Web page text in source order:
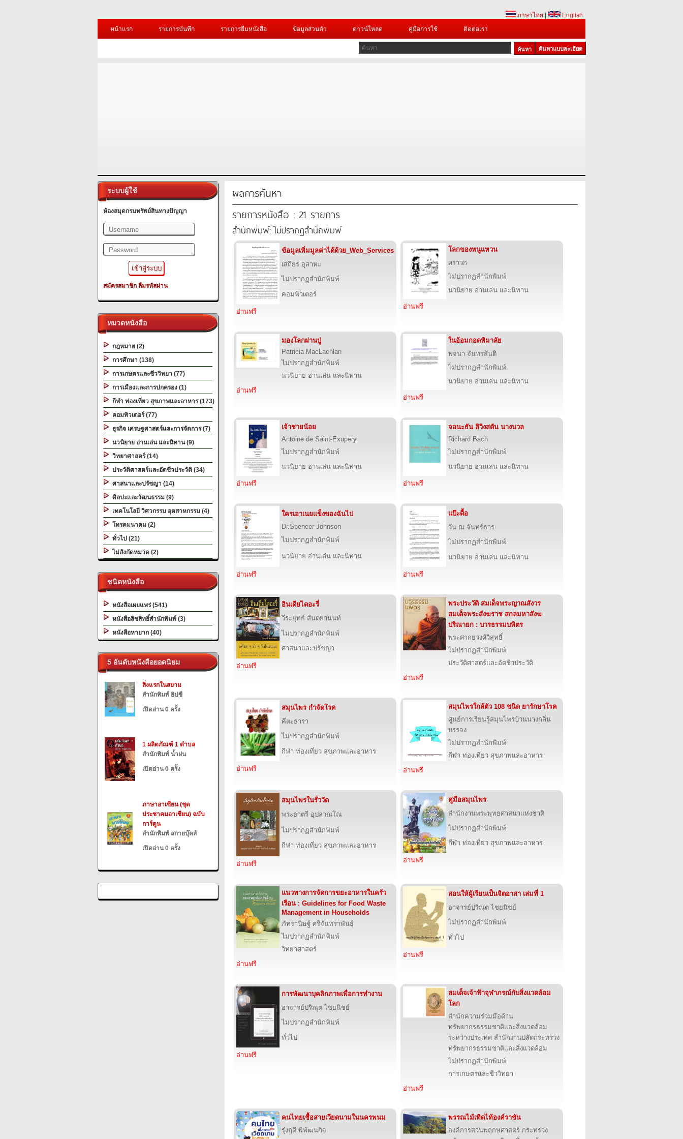
ภาษาไทย
English
หน้าแรก
รายการบันทึก รายการยืมหนังสือ ข้อมูลส่วนตัว ดาวน์โหลด คู่มือการใช้ ติดต่อเรา
ค้นหาแบบละเอียด
ระบบผู้ใช้
ห้องสมุดกรมทรัพย์สินทางปัญญา
สมัครสมาชิก ลืมรหัสผ่าน
หมวดหนังสือ
กฎหมาย (2)
การศึกษา (138)
การเกษตรและชีววิทยา (77)
การเมืองและการปกครอง (1)
กีฬา ท่องเที่ยว สุขภาพและอาหาร (173)
คอมพิวเตอร์ (77)
ธุรกิจ เศรษฐศาสตร์และการจัดการ (7)
นวนิยาย อ่านเล่น และนิทาน (9)
วิทยาศาสตร์ (14)
ประวัติศาสตร์และอัตชีวประวัติ (34)
ศาสนาและปรัชญา (14)
ศิลปะและวัฒนธรรม (9)
เทคโนโลยี วิศวกรรม อุตสาหกรรม (4)
โทรคมนาคม (2)
ทั่วไป (21)
ไม่สังกัดหมวด (2)
ชนิดหนังสือ
หนังสือเผยแพร่ (541)
หนังสือลิขสิทธิ์สำนักพิมพ์ (3)
หนังสือหายาก (40)
5 อันดับหนังสือยอดนิยม
สิ่งแรกในสยาม
สำนักพิมพ์ ยิปซี
เปิดอ่าน 0 ครั้ง
1 ผลิตภัณฑ์ 1 ตำบล
สำนักพิมพ์ น้ำฝน
เปิดอ่าน 0 ครั้ง
ภาษาอาเซียน (ชุด
ประชาคมอาเซียน) ฉบับ
การ์ตูน
สำนักพิมพ์ สกายบุ๊คส์
เปิดอ่าน 0 ครั้ง
ผลการค้นหา
รายการหนังสือ : 21 รายการ
สำนักพิมพ์: ไม่ปรากฏสำนักพิมพ์
ข้อมูลเพิ่มมูลค่าได้ด้วย_Web_Services
เสถียร อุสาหะ
ไม่ปรากฏสำนักพิมพ์
คอมพิวเตอร์
อ่านฟรี
โลกของหนูแหวน
ศราวก
ไม่ปรากฏสำนักพิมพ์
นวนิยาย อ่านเล่น และนิทาน
อ่านฟรี
มองโลกผ่านปู่
Patricia MacLachlan
ไม่ปรากฏสำนักพิมพ์
นวนิยาย อ่านเล่น และนิทาน
อ่านฟรี
ในอ้อมกอดหิมาลัย
พจนา จันทรสันติ
ไม่ปรากฏสำนักพิมพ์
นวนิยาย อ่านเล่น และนิทาน
อ่านฟรี
เจ้าชายน้อย
Antoine de Saint-Exupery
ไม่ปรากฏสำนักพิมพ์
นวนิยาย อ่านเล่น และนิทาน
อ่านฟรี
จอนะธัน ลิวิงสตัน นางนวล
Richard Bach
ไม่ปรากฏสำนักพิมพ์
นวนิยาย อ่านเล่น และนิทาน
อ่านฟรี
ใครเอาเนยแข็งของฉันไป
Dr.Spencer Johnson
ไม่ปรากฏสำนักพิมพ์
นวนิยาย อ่านเล่น และนิทาน
อ่านฟรี
แป๊ะดื้อ
วัน ณ จันทร์ธาร
ไม่ปรากฏสำนักพิมพ์
นวนิยาย อ่านเล่น และนิทาน
อ่านฟรี
อินเดียไดอะรี่
วีระยุทธ์ สันตยานนท์
ไม่ปรากฏสำนักพิมพ์
ศาสนาและปรัชญา
อ่านฟรี
พระประวัติ สมเด็จพระญาณสังวร
สมเด็จพระสังฆราช สกลมหาสังฆ
ปริณายก : บวรธรรมบพิตร
พระศากยวงศ์วิสุทธิ์
ไม่ปรากฏสำนักพิมพ์
ประวัติศาสตร์และอัตชีวประวัติ
อ่านฟรี
สมุนไพร กำจัดโรค
คีตะธารา
ไม่ปรากฏสำนักพิมพ์
กีฬา ท่องเที่ยว สุขภาพและอาหาร
อ่านฟรี
สมุนไพรใกล้ตัว 108 ชนิด ยารักษาโรค
ศูนย์การเรียนรู้สมุนไพรบ้านนางกลิ่น
บรรจง
ไม่ปรากฏสำนักพิมพ์
กีฬา ท่องเที่ยว สุขภาพและอาหาร
อ่านฟรี
สมุนไพรในรั่ววัด
พระธาตรี อุปลวณโณ
ไม่ปรากฏสำนักพิมพ์
กีฬา ท่องเที่ยว สุขภาพและอาหาร
อ่านฟรี
คู่มือสมุนไพร
สำนักงานพระพุทธศาสนาแห่งชาติ
ไม่ปรากฏสำนักพิมพ์
กีฬา ท่องเที่ยว สุขภาพและอาหาร
อ่านฟรี
แนวทางการจัดการขยะอาหารในครัว
เรือน : Guidelines for Food Waste
Management in Households
ภัทรานิษฐ์ ศรีจันทราพันธ์ุ
ไม่ปรากฏสำนักพิมพ์
วิทยาศาสตร์
อ่านฟรี
สอนให้ผู้เรียนเป็นจิตอาสา เล่มที่ 1
อาจารย์ปริณุต ไชยนิชย์
ไม่ปรากฏสำนักพิมพ์
ทั่วไป
อ่านฟรี
การพัฒนาบุคลิกภาพเพื่อการทำงาน
อาจารย์ปริณุต ไชยนิชย์
ไม่ปรากฏสำนักพิมพ์
ทั่วไป
อ่านฟรี
สมเด็จเจ้าฟ้าจุฬาภรณ์กับสิ่งแวดล้อม
โลก
สำนักความร่วมมือด้าน
ทรัพยากรธรรมชาติและสิ่งแวดล้อม
ระหว่างประเทศ สำนักงานปลัดกระทรวง
ทรัพยากรธรรมชาติและสิ่งแวดล้อม
ไม่ปรากฏสำนักพิมพ์
การเกษตรและชีววิทยา
อ่านฟรี
คนไทยเชื้อสายเวียดนามในนครพนม
รุ่งฤดี พิพัฒนกิจ
พรรณไม้เทิดไท้องค์ราชัน
องค์การสวนพฤกษศาสตร์ กระทรวง